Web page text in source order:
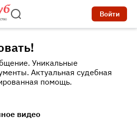
Войти
Уникальные
Актуальная судебная
помощь.
видео